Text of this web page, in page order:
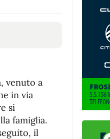
venuto a
in via
si
famiglia.
il